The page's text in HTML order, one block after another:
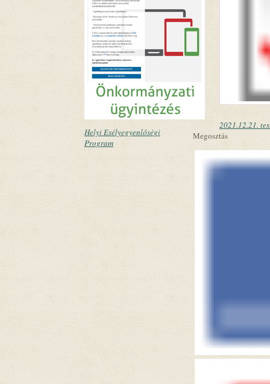
Helyi Esélyegyenlőségi
Program
2021.12.21.
Megosztás